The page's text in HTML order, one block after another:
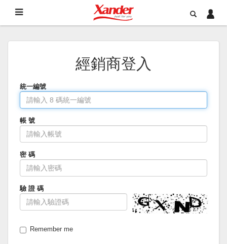
經銷商登入
統一編號
帳 號
密 碼
驗 證 碼
Remember me